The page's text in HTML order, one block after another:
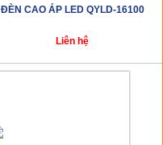
ĐÈN CAO ÁP LED QYLD-16100
Liên hệ